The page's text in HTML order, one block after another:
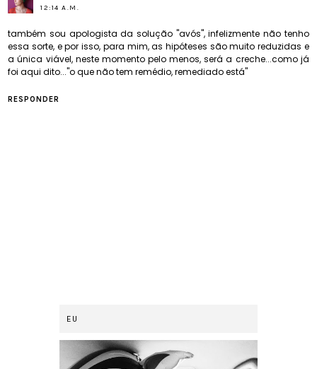
12:14 A.M.
também sou apologista da solução "avós", infelizmente não tenho
essa sorte, e por isso, para mim, as hipóteses são muito reduzidas e
a única viável, neste momento pelo menos, será a creche...como já
foi aqui dito..."o que não tem remédio, remediado está"
RESPONDER
EU